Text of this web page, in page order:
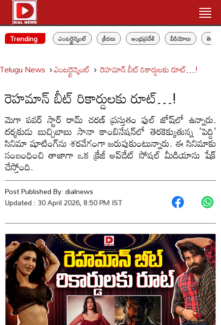
Trending ఎంటర్టైన్మెంట్ క్రీడలు ఆంధ్రప్రదేశ్ వీడియోలు
Telugu News ఎంటర్టైన్మెంట్ రెహమాన్ బీట్ రికార్డులకు రూట్…!
రెహమాన్ బీట్ రికార్డులకు రూట్…!
మెగా పవర్ స్టార్ రామ్ చరణ్ ప్రస్తుతం ఫుల్ జోష్‌లో ఉన్నారు.
దర్శకుడు బుచ్చిబాబు సానా కాంబినేషన్‌లో తెరకెక్కుతున్న 'పెద్ది'
సినిమా షూటింగ్‌ను శరవేగంగా జరుపుకుంటున్నారు. ఈ సినిమాకు
సంబంధించి తాజాగా ఒక క్రేజీ అప్‌డేట్ సోషల్ మీడియాను షేక్
చేస్తోంది.
Post Published By:dialnews
Updated : 30 April 2026, 8:50 PM IST